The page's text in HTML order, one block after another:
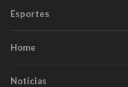
Esportes
Home
Notícias